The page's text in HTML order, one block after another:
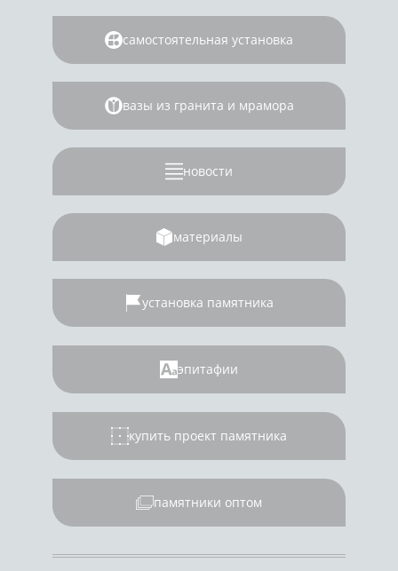
самостоятельная установка
вазы из гранита и мрамора
новости
материалы
установка памятника
эпитафии
купить проект памятника
памятники оптом